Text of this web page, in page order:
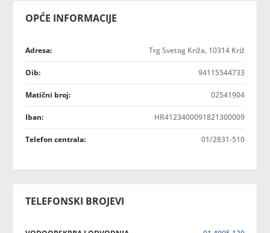
OPĆE INFORMACIJE
Adresa: Trg Svetog Križa, 10314 Križ
Oib: 94115544733
Matični broj: 02541904
Iban: HR4123400091821300009
Telefon centrala: 01/2831-510
TELEFONSKI BROJEVI